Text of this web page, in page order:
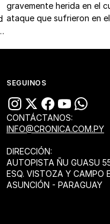
gravemente herida en el
ataque que sufrieron en
SEGUINOS
CONTÁCTANOS:
INFO@CRONICA.COM.PY
DIRECCIÓN:
AUTOPISTA ÑU GUASU
ESQ. VISTOZA Y CAMPO
ASUNCIÓN - PARAGUAY